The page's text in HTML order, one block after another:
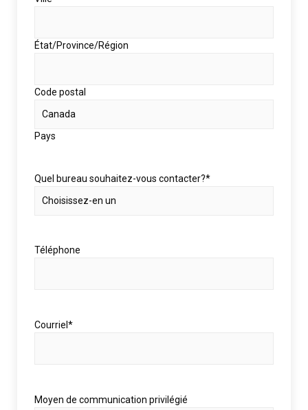
État/Province/Région
Code postal
Pays
Quel bureau souhaitez-vous contacter?*
Téléphone
Courriel *
Moyen de communication privilégié